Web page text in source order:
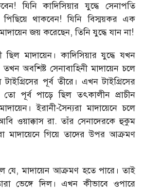
যিনি কাদিসিয়ার যুদ্ধে সেনাপতি
পিছিয়ে থাকবেন! যিনি বিস্ময়কর এক
জয় করেছেন, তিনি যুদ্ধে যান না!
ছিল মাদায়েন। কাদিসিয়ার যুদ্ধে যখন
অবশিষ্ট সেনাবাহিনী মাদায়েন চলে
পূর্ব তীরে। এখন টাইগ্রিসের
তো পূর্ব পাড়ে ছিল তৎকালীন প্রাচীন
ইরানী-সৈন্যরা মাদায়েনে চলে
ওয়াক্কাস রা. তাঁর সেনাদেরকে হুকুম
মাদায়েনে গিয়ে তাদের উপর আক্রমণ
যে, মাদায়েন আক্রমণ হতে পারে। তাই
ভেঙ্গে দিল। এখন কীভাবে ওপারে